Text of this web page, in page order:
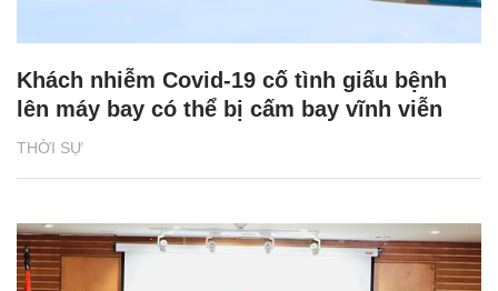
THỜI SỰ
Khách nhiễm Covid-19 cố tình giấu bệnh
lên máy bay có thể bị cấm bay vĩnh viễn